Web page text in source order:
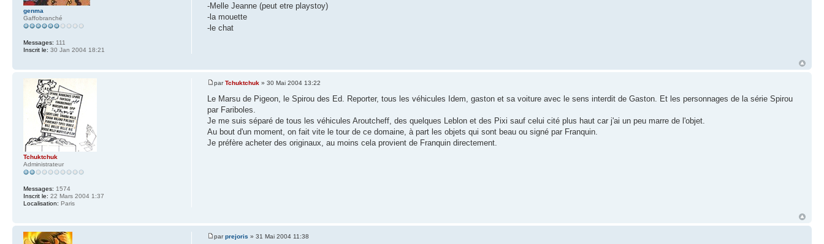
-Melle Jeanne (peut etre playstoy)
-la mouette
-le chat
genma
Gaffobranché
Messages: 111
Inscrit le: 30 Jan 2004 18:21
parTchuktchuk » 30 Mai 2004 13:22
Le Marsu de Pigeon, le Spirou des Ed. Reporter, tous les véhicules Idem, gaston et sa voiture avec le sens interdit de Gaston. Et les personnages de la série Spirou
par Fariboles.
Je me suis séparé de tous les véhicules Aroutcheff, des quelques Leblon et des Pixi sauf celui cité plus haut car j'ai un peu marre de l'objet.
Au bout d'un moment, on fait vite le tour de ce domaine, à part les objets qui sont beau ou signé par Franquin.
Je préfère acheter des originaux, au moins cela provient de Franquin directement.
Tchuktchuk
Administrateur
Messages: 1574
Inscrit le: 22 Mars 2004 1:37
Localisation: Paris
parprejoris » 31 Mai 2004 11:38